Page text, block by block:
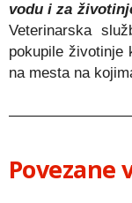
vodu i za
Veterinarska
pokupile životinje
na mesta na
Povezane